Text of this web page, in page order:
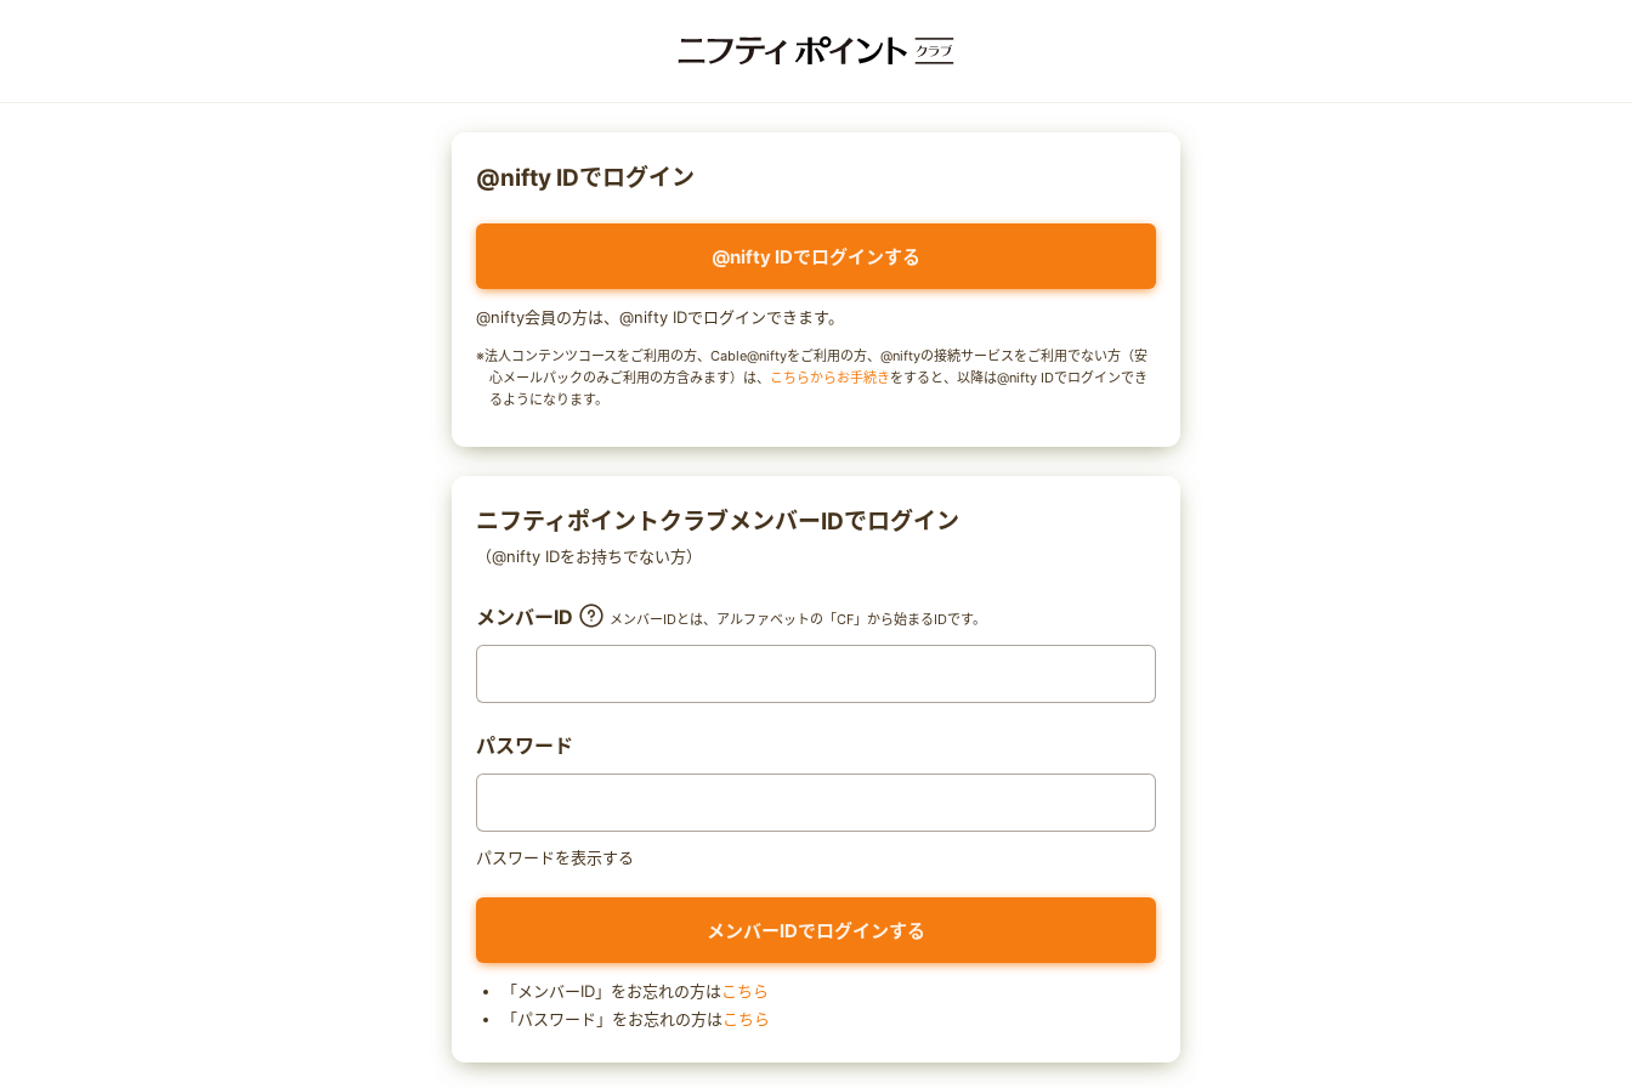
@nifty IDでログイン
@nifty IDでログインする
@nifty会員の方は、@nifty IDでログインできます。
※法人コンテンツコースをご利用の方、Cable@niftyをご利用の方、@niftyの接続サービスをご利用でない方（安
心メールパックのみご利用の方含みます）は、
こちらからお手続きをすると、以降は@nifty IDでログインでき
るようになります。
ニフティポイントクラブメンバーIDでログイン
（@nifty IDをお持ちでない方）
メンバーID メンバーIDとは、アルファベットの「CF」から始まるIDです。
パスワード
パスワードを表示する
「メンバーID」をお忘れの方はこちら
「パスワード」をお忘れの方はこちら